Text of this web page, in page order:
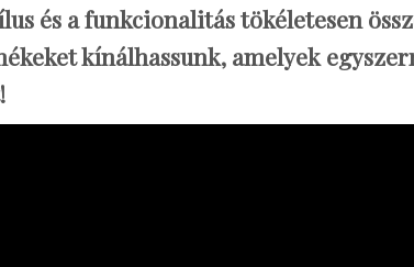
és a funkcionalitás tökéletesen
kínálhassunk, amelyek